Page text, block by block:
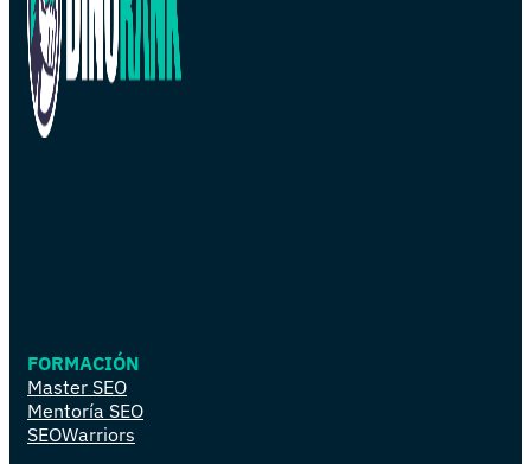
FORMACIÓN
Master SEO
Mentoría SEO
SEOWarriors